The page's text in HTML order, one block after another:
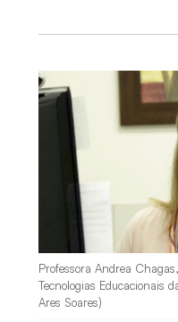
Professora Andrea
Tecnologias Educacionais
Ares Soares)